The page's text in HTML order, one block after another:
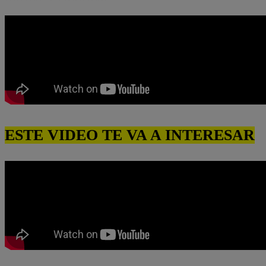
ESTE VIDEO TE VA A INTERESAR